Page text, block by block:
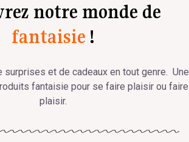
notre monde de
fantaisie !
surprises et de cadeaux en tout genre. Une
fantaisie pour se faire plaisir ou faire
plaisir.